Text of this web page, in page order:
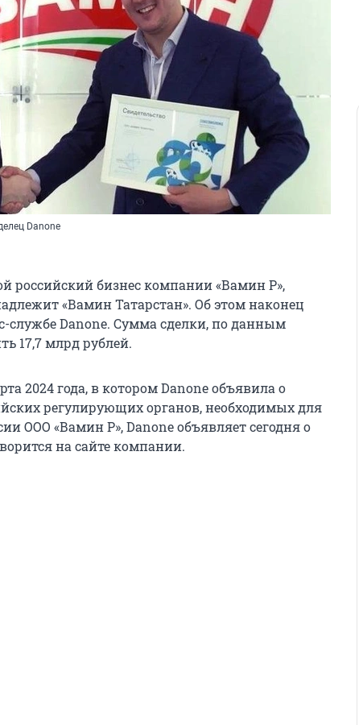
Danone
российский бизнес компании «Вамин Р»,
«Вамин Татарстан». Об этом наконец
службе Danone. Сумма сделки, по данным
17,7 млрд рублей.
2024 года, в котором Danone объявила о
регулирующих органов, необходимых для
ООО «Вамин Р», Danone объявляет сегодня о
на сайте компании.